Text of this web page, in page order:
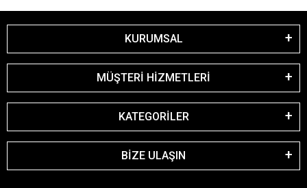
KURUMSAL
MÜŞTERİ HİZMETLERİ
KATEGORİLER
BİZE ULAŞIN